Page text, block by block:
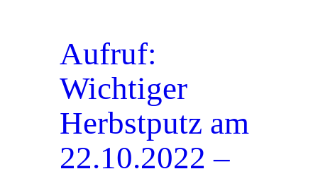
Aufruf:
Wichtiger
Herbstputz am
22.10.2022 –